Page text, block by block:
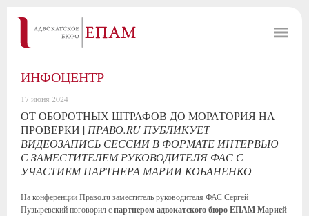
ИНФОЦЕНТР
17 июня 2024
ОТ ОБОРОТНЫХ ШТРАФОВ ДО МОРАТОРИЯ НА
ПРОВЕРКИ | ПРАВО.RU ПУБЛИКУЕТ
ВИДЕОЗАПИСЬ СЕССИИ В ФОРМАТЕ ИНТЕРВЬЮ
С ЗАМЕСТИТЕЛЕМ РУКОВОДИТЕЛЯ ФАС С
УЧАСТИЕМ ПАРТНЕРА МАРИИ КОБАНЕНКО
На конференции Право.ru заместитель руководителя ФАС Сергей
Пузыревский поговорил спартнером адвокатского бюро ЕПАМ Марией